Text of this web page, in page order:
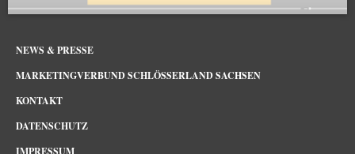
NEWS & PRESSE
MARKETINGVERBUND SCHLÖSSERLAND SACHSEN
KONTAKT
DATENSCHUTZ
IMPRESSUM